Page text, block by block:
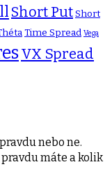
Short PutShort
Time Spread Vega
VX Spread
nebo ne.
máte a kolik